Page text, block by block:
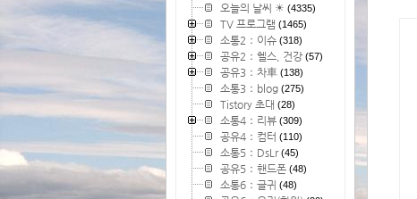
오늘의 날씨 ☀ (4335)
TV 프로그램 (1465)
소통2：이슈(318)
공유2：헬스, 건강(57)
공유3：차車(138)
소통3：blog(275)
Tistory 초대 (28)
소통4：리뷰(309)
공유4：컴터 (110)
소통5：DsLr(45)
공유5：핸드폰(48)
소통6：글귀 (48)